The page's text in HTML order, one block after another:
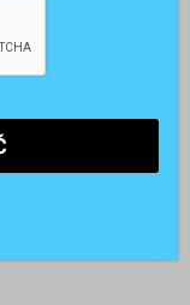
Recenzja
Praca – Know